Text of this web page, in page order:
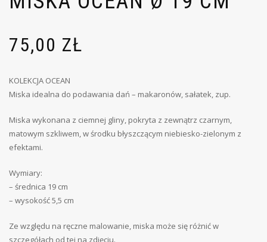
75,00 ZŁ
KOLEKCJA OCEAN
Miska idealna do podawania dań – makaronów, sałatek, zup.
Miska wykonana z ciemnej gliny, pokryta z zewnątrz czarnym,
matowym szkliwem, w środku błyszczącym niebiesko-zielonym z
efektami.
Wymiary:
– średnica 19 cm
– wysokość 5,5 cm
Ze względu na ręczne malowanie, miska może się różnić w
szczegółach od tej na zdjęciu.